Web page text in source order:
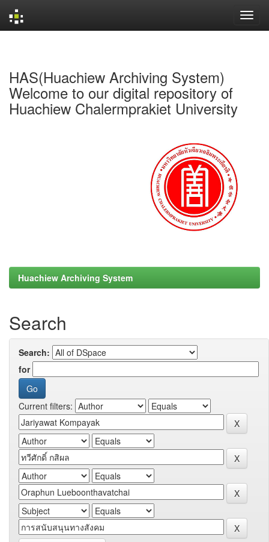
HAS(Huachiew Archiving System)
Welcome to our digital repository of
Huachiew Chalermprakiet University
Huachiew Archiving System
Search
Search:
for
Current filters: